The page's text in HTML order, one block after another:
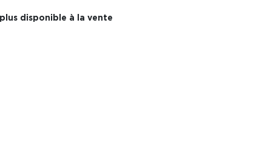
disponible à la vente